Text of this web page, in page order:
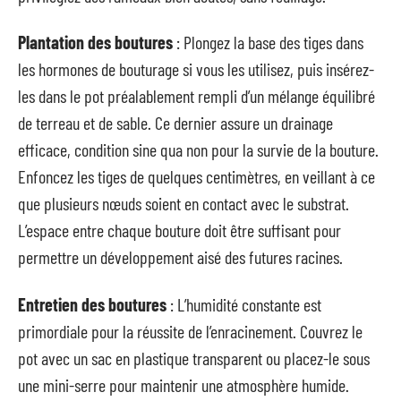
Plantation des boutures : Plongez la base des tiges dans
les hormones de bouturage si vous les utilisez, puis insérez-
les dans le pot préalablement rempli d’un mélange équilibré
de terreau et de sable. Ce dernier assure un drainage
efficace, condition sine qua non pour la survie de la bouture.
Enfoncez les tiges de quelques centimètres, en veillant à ce
que plusieurs nœuds soient en contact avec le substrat.
L’espace entre chaque bouture doit être suffisant pour
permettre un développement aisé des futures racines.
Entretien des boutures : L’humidité constante est
primordiale pour la réussite de l’enracinement. Couvrez le
pot avec un sac en plastique transparent ou placez-le sous
une mini-serre pour maintenir une atmosphère humide.